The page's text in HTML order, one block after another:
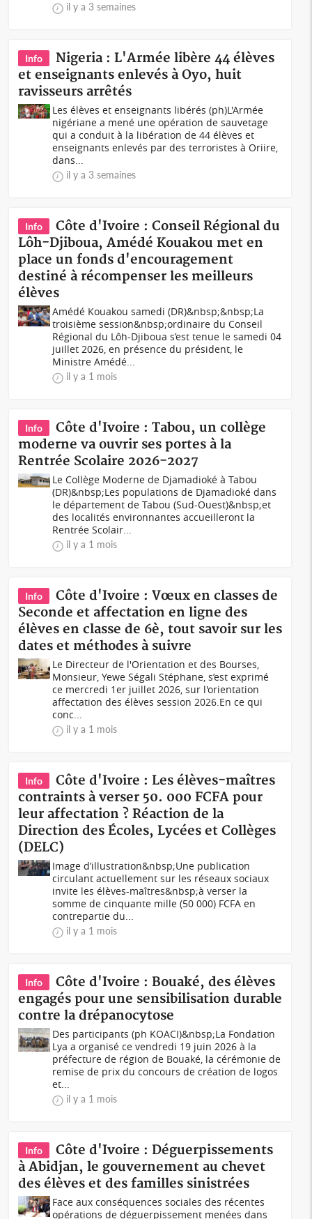
il y a 3 semaines
Info
Nigeria : L'Armée libère 44 élèves
et enseignants enlevés à Oyo, huit
ravisseurs arrêtés
Les élèves et enseignants libérés (ph)L'Armée
nigériane a mené une opération de sauvetage
qui a conduit à la libération de 44 élèves et
enseignants enlevés par des terroristes à Oriire,
dans...
il y a 3 semaines
Info
Côte d'Ivoire : Conseil Régional du
Lôh-Djiboua, Amédé Kouakou met en
place un fonds d'encouragement
destiné à récompenser les meilleurs
élèves
Amédé Kouakou samedi (DR)&nbsp;&nbsp;La
troisième session&nbsp;ordinaire du Conseil
Régional du Lôh-Djiboua s’est tenue le samedi 04
juillet 2026, en présence du président, le
Ministre Amédé...
il y a 1 mois
Info
Côte d'Ivoire : Tabou, un collège
moderne va ouvrir ses portes à la
Rentrée Scolaire 2026-2027
Le Collège Moderne de Djamadioké à Tabou
(DR)&nbsp;Les populations de Djamadioké dans
le département de Tabou (Sud-Ouest)&nbsp;et
des localités environnantes accueilleront la
Rentrée Scolair...
il y a 1 mois
Info
Côte d'Ivoire : Vœux en classes de
Seconde et affectation en ligne des
élèves en classe de 6è, tout savoir sur les
dates et méthodes à suivre
Le Directeur de l'Orientation et des Bourses,
Monsieur, Yewe Ségali Stéphane, s’est exprimé
ce mercredi 1er juillet 2026, sur l'orientation
affectation des élèves session 2026.En ce qui
conc...
il y a 1 mois
Info
Côte d'Ivoire : Les élèves-maîtres
contraints à verser 50. 000 FCFA pour
leur affectation ? Réaction de la
Direction des Écoles, Lycées et Collèges
(DELC)
Image d’illustration&nbsp;Une publication
circulant actuellement sur les réseaux sociaux
invite les élèves-maîtres&nbsp;à verser la
somme de cinquante mille (50 000) FCFA en
contrepartie du...
il y a 1 mois
Info
Côte d'Ivoire : Bouaké, des élèves
engagés pour une sensibilisation durable
contre la drépanocytose
Des participants (ph KOACI)&nbsp;La Fondation
Lya a organisé ce vendredi 19 juin 2026 à la
préfecture de région de Bouaké, la cérémonie de
remise de prix du concours de création de logos
et...
il y a 1 mois
Info
Côte d'Ivoire : Déguerpissements
à Abidjan, le gouvernement au chevet
des élèves et des familles sinistrées
Face aux conséquences sociales des récentes
opérations de déguerpissement menées dans